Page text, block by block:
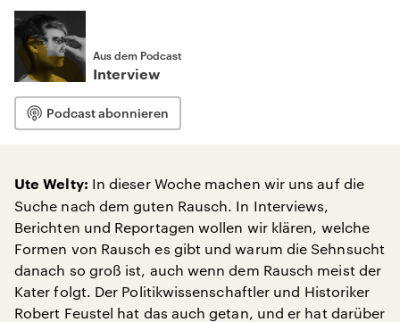
Aus dem Podcast
Interview
Podcast abonnieren
Ute Welty: In dieser Woche machen wir uns auf die
Suche nach dem guten Rausch. In Interviews,
Berichten und Reportagen wollen wir klären, welche
Formen von Rausch es gibt und warum die Sehnsucht
danach so groß ist, auch wenn dem Rausch meist der
Kater folgt. Der Politikwissenschaftler und Historiker
Robert Feustel hat das auch getan, und er hat darüber